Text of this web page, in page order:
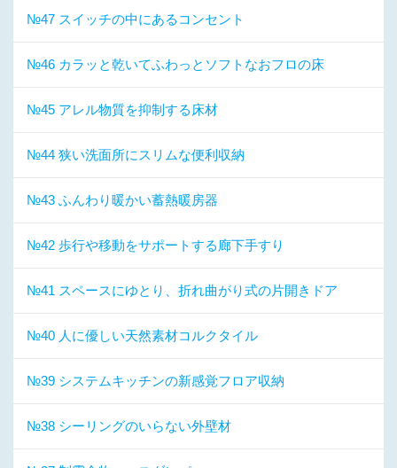
№47 スイッチの中にあるコンセント
№46 カラッと乾いてふわっとソフトなおフロの床
№45 アレル物質を抑制する床材
№44 狭い洗面所にスリムな便利収納
№43 ふんわり暖かい蓄熱暖房器
№42 歩行や移動をサポートする廊下手すり
№41 スペースにゆとり、折れ曲がり式の片開きドア
№40 人に優しい天然素材コルクタイル
№39 システムキッチンの新感覚フロア収納
№38 シーリングのいらない外壁材